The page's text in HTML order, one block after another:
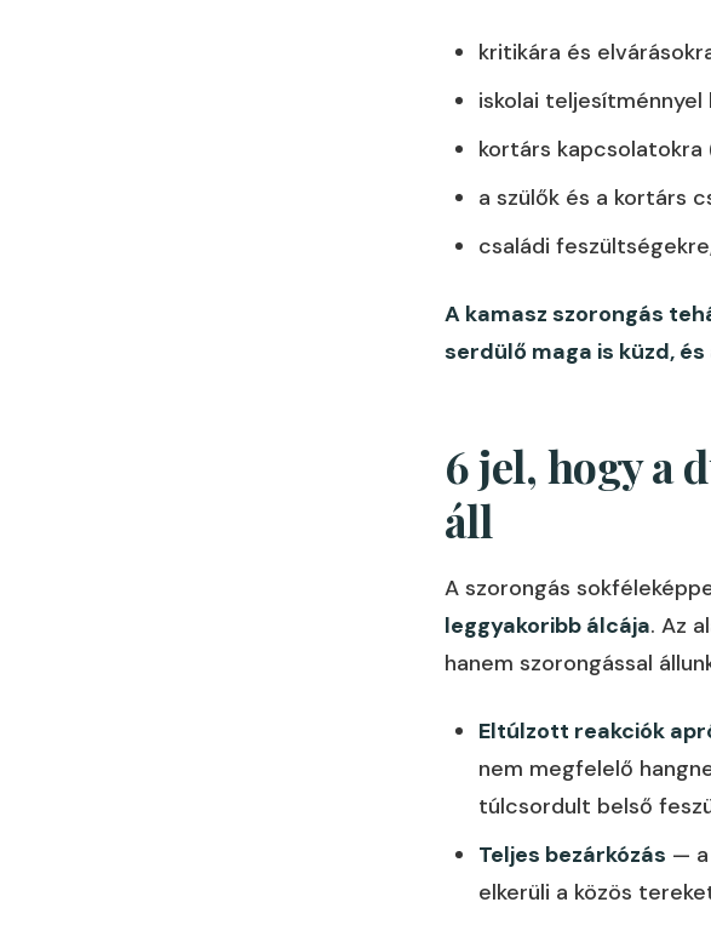
kritikára és
iskolai
kortárs
a szülők és a kortárs
családi
A kamasz szorongás
serdülő maga is küzd,
6 jel, hogy a
áll
A szorongás
leggyakoribb álcája. Az
hanem szorongással
Eltúlzott reakciók
nem megfelelő
túlcsordult belső
Teljes bezárkózás — a
elkerüli a közös